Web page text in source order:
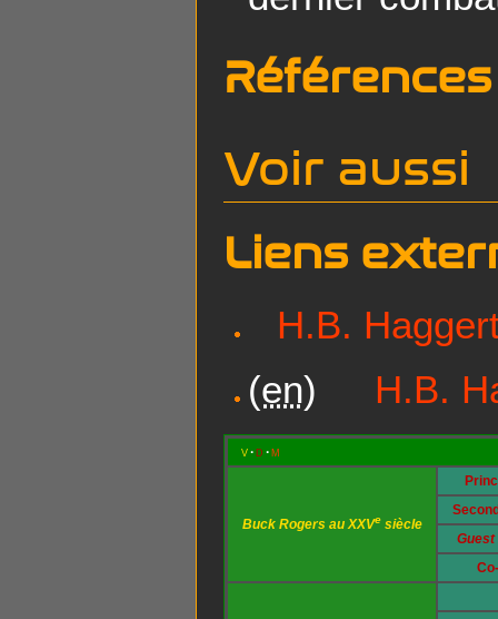
Références
Voir aussi
Liens
H.B.
(en) H.B.
v d m
Buck Rogers au XXVesiècle
Guest